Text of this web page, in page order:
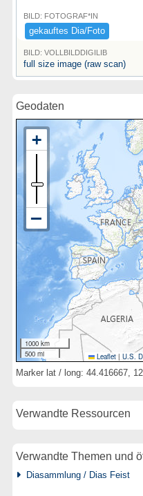
BILD: FOTOGRAF*IN
gekauftes ​Dia/​Foto
BILD: VOLLBILDDIGILIB
full size image (raw scan)
Geodaten
1000 km
500 mi
Leaflet | U.S.
Marker lat / long: 44.416667,
Verwandte Ressourcen
Verwandte Themen und
Diasammlung / Dias Feist